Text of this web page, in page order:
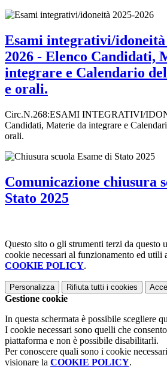
Esami integrativi/idoneità
2026 - Elenco Candidati,
integrare e Calendario
e orali.
Circ.N.268:ESAMI INTEGRATIVI/
Candidati, Materie da integrare e
orali.
Comunicazione chiusura
Stato 2025
Questo sito o gli strumenti terzi da questo
cookie necessari al funzionamento ed utili
COOKIE POLICY.
Personalizza Rifiuta tutti i cookies
Gestione cookie
In questa schermata è possibile scegliere
I cookie necessari sono quelli che
piattaforma e non è possibile disabilitarli.
Per conoscere quali sono i cookie
visionare la COOKIE POLICY.